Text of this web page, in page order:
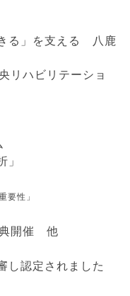
る」を支える 八鹿
リハビリテーショ
」
要性」
開催 他
し認定されました